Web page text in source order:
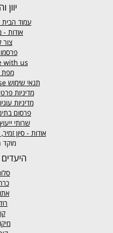
יוון
עמוד הבית -
אודות -
with us
תנאי שימוש
מדיניות
מדיניות
פרסום בתים
שרותי
אודות - סיון
מוקד